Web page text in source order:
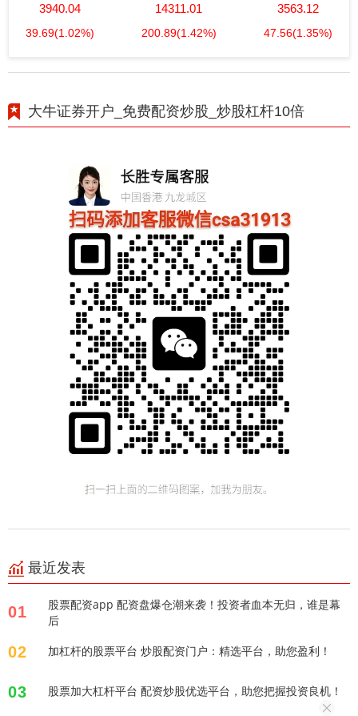
3940.04
39.69(1.02%)
14311.01
200.89(1.42%)
3563.12
47.56(1.35%)
大牛证券开户_免费配资炒股_炒股杠杆10倍
最近发表
01
股票配资app 配资盘爆仓潮来袭！投资者血本无归，谁是幕
后
02 加杠杆的股票平台 炒股配资门户：精选平台，助您盈利！
03 股票加大杠杆平台 配资炒股优选平台，助您把握投资良机！